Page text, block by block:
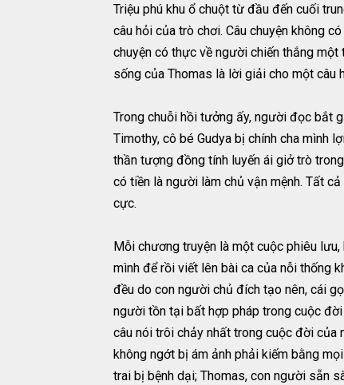
Triệu phú khu ổ chuột từ đầu đến cuối
câu hỏi của trò chơi. Câu chuyện không
chuyện có thực về người chiến thắng
sống của Thomas là lời giải cho một câu
Trong chuỗi hồi tưởng ấy, người đọc bắt
Timothy, cô bé Gudya bị chính cha mình
thần tượng đồng tính luyến ái giở trò
có tiền là người làm chủ vận mệnh. Tất
cực.
Mỗi chương truyện là một cuộc phiêu
mình để rồi viết lên bài ca của nỗi thống
đều do con người chủ đích tạo nên, cái
người tồn tại bất hợp pháp trong cuộc đời
câu nói trôi chảy nhất trong cuộc đời
không ngớt bị ám ảnh phải kiếm bằng
trai bị bệnh dại; Thomas, con người sẵn